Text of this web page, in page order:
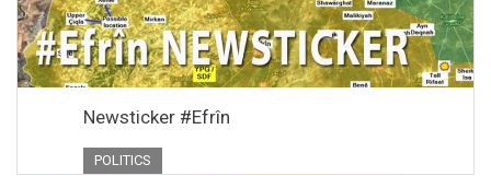
Newsticker #Efrîn
POLITICS